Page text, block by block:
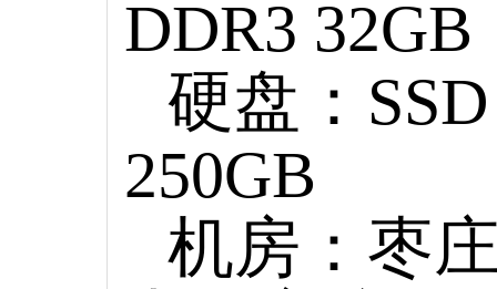
DDR3 32GB
硬盘：SSD
250GB
机房：枣